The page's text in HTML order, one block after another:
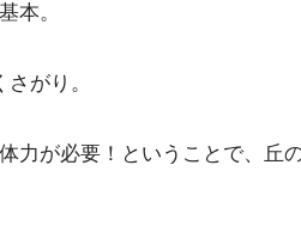
本。
がり。
力が必要！ということで、丘